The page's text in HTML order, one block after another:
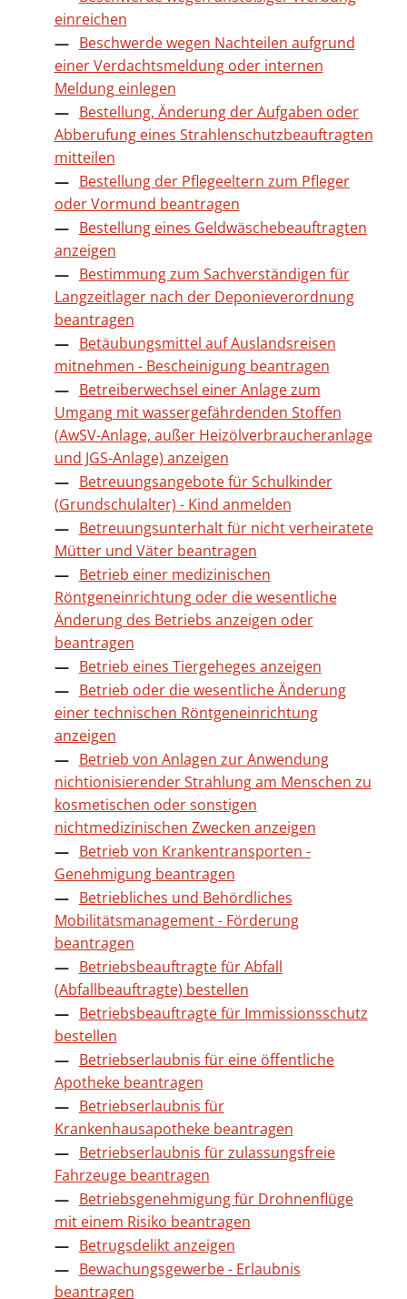
einreichen
Beschwerde wegen Nachteilen aufgrund
einer Verdachtsmeldung oder internen
Meldung einlegen
Bestellung, Änderung der Aufgaben oder
Abberufung eines Strahlenschutzbeauftragten
mitteilen
Bestellung der Pflegeeltern zum Pfleger
oder Vormund beantragen
Bestellung eines Geldwäschebeauftragten
anzeigen
Bestimmung zum Sachverständigen für
Langzeitlager nach der Deponieverordnung
beantragen
Betäubungsmittel auf Auslandsreisen
mitnehmen - Bescheinigung beantragen
Betreiberwechsel einer Anlage zum
Umgang mit wassergefährdenden Stoffen
(AwSV-Anlage, außer Heizölverbraucheranlage
und JGS-Anlage) anzeigen
Betreuungsangebote für Schulkinder
(Grundschulalter) - Kind anmelden
Betreuungsunterhalt für nicht verheiratete
Mütter und Väter beantragen
Betrieb einer medizinischen
Röntgeneinrichtung oder die wesentliche
Änderung des Betriebs anzeigen oder
beantragen
Betrieb eines Tiergeheges anzeigen
Betrieb oder die wesentliche Änderung
einer technischen Röntgeneinrichtung
anzeigen
Betrieb von Anlagen zur Anwendung
nichtionisierender Strahlung am Menschen zu
kosmetischen oder sonstigen
nichtmedizinischen Zwecken anzeigen
Betrieb von Krankentransporten -
Genehmigung beantragen
Betriebliches und Behördliches
Mobilitätsmanagement - Förderung
beantragen
Betriebsbeauftragte für Abfall
(Abfallbeauftragte) bestellen
Betriebsbeauftragte für Immissionsschutz
bestellen
Betriebserlaubnis für eine öffentliche
Apotheke beantragen
Betriebserlaubnis für
Krankenhausapotheke beantragen
Betriebserlaubnis für zulassungsfreie
Fahrzeuge beantragen
Betriebsgenehmigung für Drohnenflüge
mit einem Risiko beantragen
Betrugsdelikt anzeigen
Bewachungsgewerbe - Erlaubnis
beantragen